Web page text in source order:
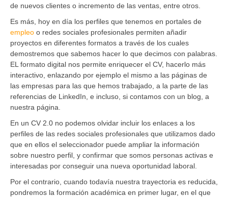
de nuevos clientes o incremento de las ventas, entre otros.
Es más, hoy en día los perfiles que tenemos en portales de
empleo o redes sociales profesionales permiten añadir
proyectos en diferentes formatos a través de los cuales
demostremos que sabemos hacer lo que decimos con palabras.
EL formato digital nos permite enriquecer el CV, hacerlo más
interactivo, enlazando por ejemplo el mismo a las páginas de
las empresas para las que hemos trabajado, a la parte de las
referencias de LinkedIn, e incluso, si contamos con un blog, a
nuestra página.
En un CV 2.0 no podemos olvidar incluir los enlaces a los
perfiles de las redes sociales profesionales que utilizamos dado
que en ellos el seleccionador puede ampliar la información
sobre nuestro perfil, y confirmar que somos personas activas e
interesadas por conseguir una nueva oportunidad laboral.
Por el contrario, cuando todavía nuestra trayectoria es reducida,
pondremos la formación académica en primer lugar, en el que